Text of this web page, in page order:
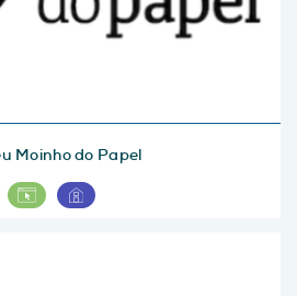
Moinho do Papel